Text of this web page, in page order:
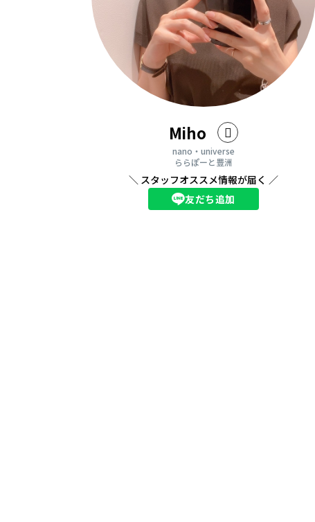
Miho
nano・universe
ららぽーと豊洲
＼ スタッフオススメ情報が届く ／
友だち追加